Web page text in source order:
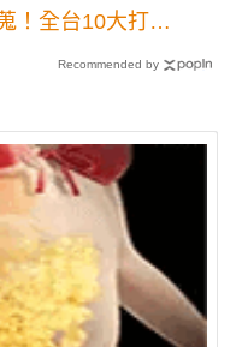
！全台10大打卡
Recommended by